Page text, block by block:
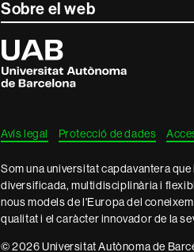
Sobre el web
Universitat
Autònoma
de
Barcelona
Avís legal Protecció de dades
Som una universitat capdavantera
diversificada, multidisciplinària i
nous models de l'Europa del
qualitat i el caràcter innovador de la
© 2026 Universitat Autònoma de